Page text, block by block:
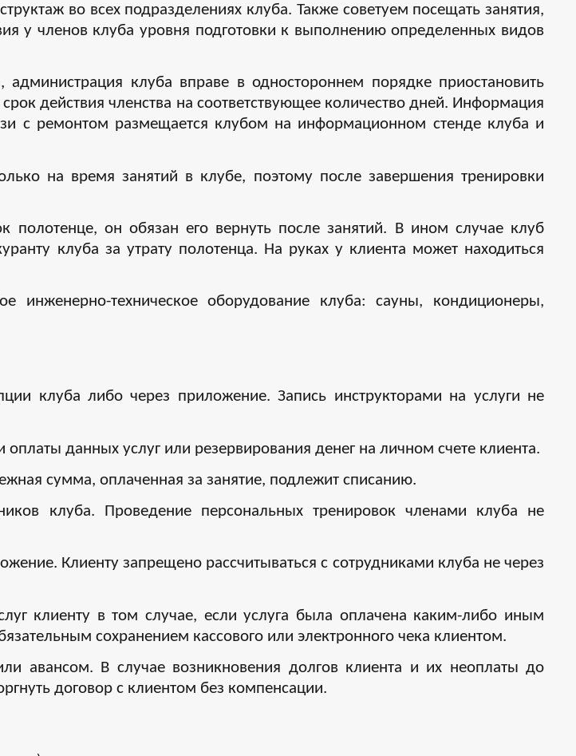
во всех подразделениях клуба. Также советуем посещать занятия,
у членов клуба уровня подготовки к выполнению определенных видов
клуба вправе в одностороннем порядке приостановить
действия членства на соответствующее количество дней. Информация
с ремонтом размещается клубом на информационном стенде клуба и
на время занятий в клубе, поэтому после завершения тренировки
полотенце, он обязан его вернуть после занятий. В ином случае клуб
клуба за утрату полотенца. На руках у клиента может находиться
инженерно-техническое оборудование клуба: сауны, кондиционеры,
клуба либо через приложение. Запись инструкторами на услуги не
данных услуг или резервирования денег на личном счете клиента.
сумма, оплаченная за занятие, подлежит списанию.
клуба. Проведение персональных тренировок членами клуба не
Клиенту запрещено рассчитываться с сотрудниками клуба не через
клиенту в том случае, если услуга была оплачена каким-либо иным
сохранением кассового или электронного чека клиентом.
авансом. В случае возникновения долгов клиента и их неоплаты до
договор с клиентом без компенсации.